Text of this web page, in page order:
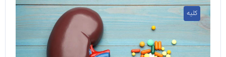
کلیه